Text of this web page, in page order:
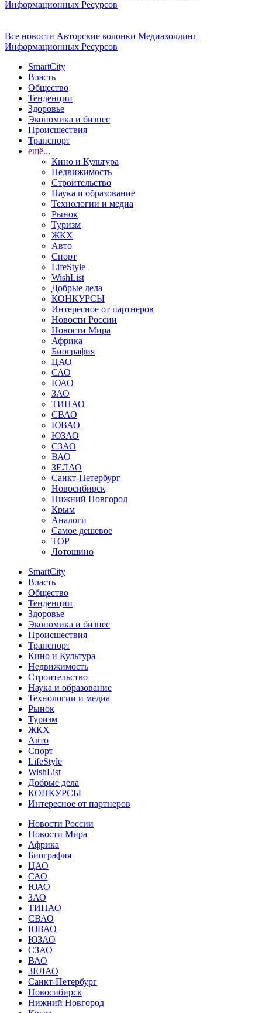
Информационных Ресурсов
Все новости Авторские колонки Медиахолдинг
Информационных Ресурсов
SmartCity
Власть
Общество
Тенденции
Здоровье
Экономика и бизнес
Происшествия
Транспорт
ещё...
Кино и Культура
Недвижимость
Строительство
Наука и образование
Технологии и медиа
Рынок
Туризм
ЖКХ
Авто
Спорт
LifeStyle
WishList
Добрые дела
КОНКУРСЫ
Интересное от партнеров
Новости России
Новости Мира
Африка
Биография
ЦАО
САО
ЮАО
ЗАО
ТИНАО
СВАО
ЮВАО
ЮЗАО
СЗАО
ВАО
ЗЕЛАО
Санкт-Петербург
Новосибирск
Нижний Новгород
Крым
Аналоги
Самое дешевое
TOP
Лотошино
SmartCity
Власть
Общество
Тенденции
Здоровье
Экономика и бизнес
Происшествия
Транспорт
Кино и Культура
Недвижимость
Строительство
Наука и образование
Технологии и медиа
Рынок
Туризм
ЖКХ
Авто
Спорт
LifeStyle
WishList
Добрые дела
КОНКУРСЫ
Интересное от партнеров
Новости России
Новости Мира
Африка
Биография
ЦАО
САО
ЮАО
ЗАО
ТИНАО
СВАО
ЮВАО
ЮЗАО
СЗАО
ВАО
ЗЕЛАО
Санкт-Петербург
Новосибирск
Нижний Новгород